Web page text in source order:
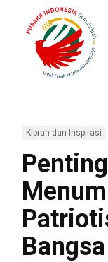
Kiprah dan Inspirasi
Bangsa